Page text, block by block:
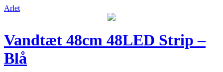
Arlet
Vandtæt 48cm 48LED Strip –
Blå